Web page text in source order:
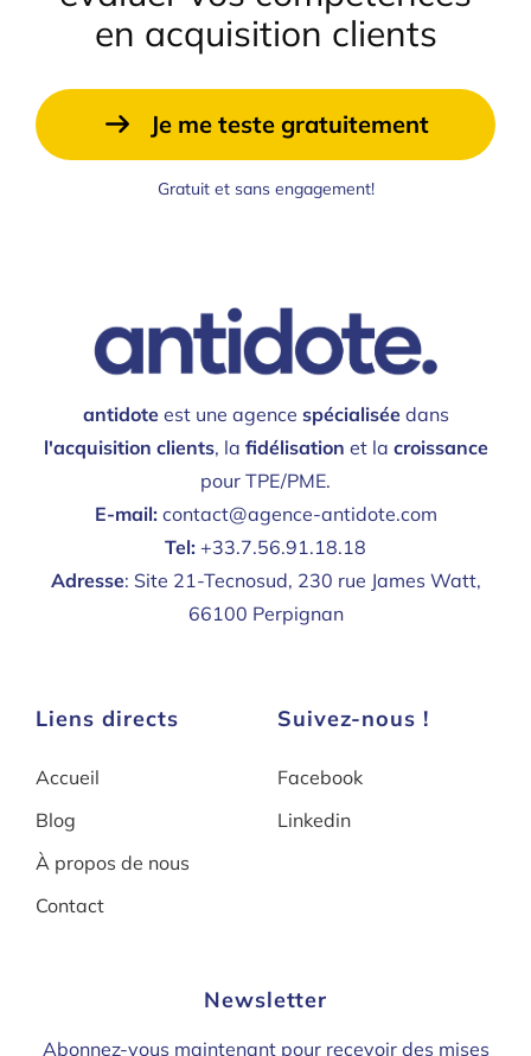
en acquisition clients
Je me teste gratuitement
Gratuit et sans engagement!
antidoteest une agence spécialisée dans
l'acquisition clients, la fidélisation et la croissance
pour TPE/PME.
E-mail:contact@agence-antidote.com
Tel: +33.7.56.91.18.18
Adresse: Site 21-Tecnosud, 230 rue James Watt,
66100 Perpignan
Liens directs
Accueil
Blog
À propos de nous
Contact
Suivez-nous !
Facebook
Linkedin
Newsletter
Abonnez-vous maintenant pour recevoir des mises